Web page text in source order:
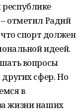
отметил Радий
спорт должен
идеей.
вопросы
сфер. Но
в
жизни наших